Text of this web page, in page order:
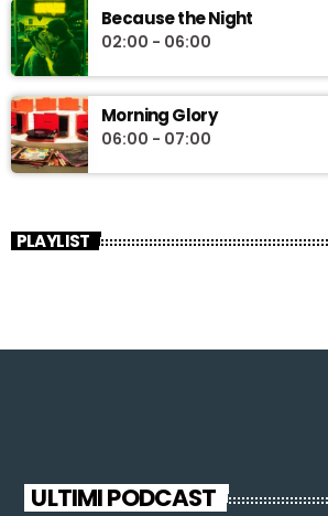
Because the Night
02:00 - 06:00
Morning Glory
06:00 - 07:00
PLAYLIST
ULTIMI PODCAST